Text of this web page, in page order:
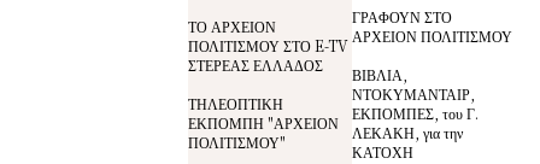
ΤΟ ΑΡΧΕΙΟΝ
ΠΟΛΙΤΙΣΜΟΥ ΣΤΟ E-TV
ΣΤΕΡΕΑΣ ΕΛΛΑΔΟΣ
ΤΗΛΕΟΠΤΙΚΗ
ΕΚΠΟΜΠΗ "ΑΡΧΕΙΟΝ
ΠΟΛΙΤΙΣΜΟΥ"
ΓΡΑΦΟΥΝ ΣΤΟ
ΑΡΧΕΙΟΝ ΠΟΛΙΤΙΣΜΟΥ
ΒΙΒΛΙΑ,
ΝΤΟΚΥΜΑΝΤΑΙΡ,
ΕΚΠΟΜΠΕΣ, του Γ.
ΛΕΚΑΚΗ, για την
ΚΑΤΟΧΗ